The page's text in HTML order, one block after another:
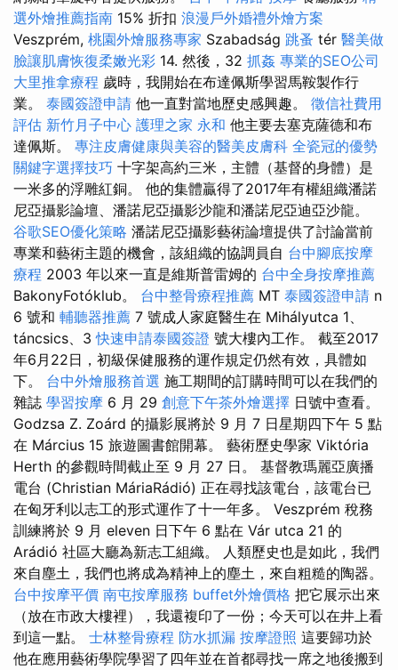
選外燴推薦指南 15% 折扣 浪漫戶外婚禮外燴方案
Veszprém, 桃園外燴服務專家 Szabadság 跳蚤 tér 醫美做
臉讓肌膚恢復柔嫩光彩 14. 然後，32 抓姦 專業的SEO公司
大里推拿療程 歲時，我開始在布達佩斯學習馬鞍製作行
業。 泰國簽證申請 他一直對當地歷史感興趣。 徵信社費用
評估 新竹月子中心 護理之家 永和 他主要去塞克薩德和布
達佩斯。 專注皮膚健康與美容的醫美皮膚科 全瓷冠的優勢
關鍵字選擇技巧 十字架高約三米，主體（基督的身體）是
一米多的浮雕紅銅。 他的集體贏得了2017年有權組織潘諾
尼亞攝影論壇、潘諾尼亞攝影沙龍和潘諾尼亞迪亞沙龍。
谷歌SEO優化策略 潘諾尼亞攝影藝術論壇提供了討論當前
專業和藝術主題的機會，該組織的協調員自 台中腳底按摩
療程 2003 年以來一直是維斯普雷姆的 台中全身按摩推薦
BakonyFotóklub。 台中整骨療程推薦 MT 泰國簽證申請 n
6 號和 輔聽器推薦 7 號成人家庭醫生在 Mihályutca 1、
táncsics、3快速申請泰國簽證 號大樓內工作。 截至2017
年6月22日，初級保健服務的運作規定仍然有效，具體如
下。 台中外燴服務首選 施工期間的訂購時間可以在我們的
雜誌 學習按摩 6 月 29 創意下午茶外燴選擇 日號中查看。
Godzsa Z. Zoárd 的攝影展將於 9 月 7 日星期四下午 5 點
在 Március 15 旅遊圖書館開幕。 藝術歷史學家 Viktória
Herth 的參觀時間截止至 9 月 27 日。 基督教瑪麗亞廣播
電台 (Christian MáriaRádió) 正在尋找該電台，該電台已
在匈牙利以志工的形式運作了十一年多。 Veszprém 稅務
訓練將於 9 月 eleven 日下午 6 點在 Vár utca 21 的
Arádió 社區大廳為新志工組織。 人類歷史也是如此，我們
來自塵土，我們也將成為精神上的塵土，來自粗糙的陶器。
台中按摩平價 南屯按摩服務 buffet外燴價格 把它展示出來
（放在市政大樓裡），我還複印了一份；今天可以在井上看
到這一點。 士林整骨療程 防水抓漏 按摩證照 這要歸功於
他在應用藝術學院學習了四年並在首都尋找一席之地後搬到